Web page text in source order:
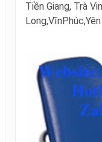
Tiền Giang, Trà